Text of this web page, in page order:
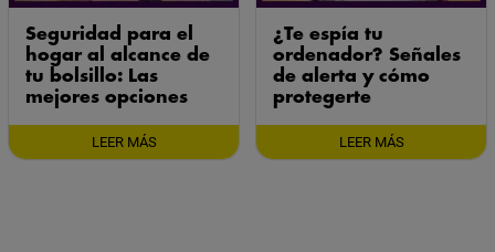
Seguridad para el
hogar al alcance de
tu bolsillo: Las
mejores opciones
LEER MÁS
¿Te espía tu
ordenador? Señales
de alerta y cómo
protegerte
LEER MÁS